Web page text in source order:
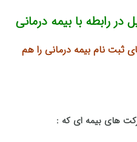
رابطه با بیمه درمانی
ثبت نام بیمه درمانی را هم
های بیمه ای که :